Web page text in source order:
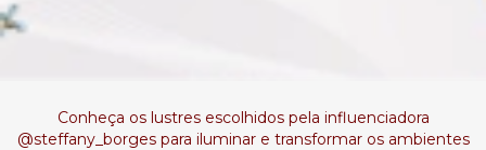
Conheça os lustres escolhidos pela influenciadora
@steffany_borges para iluminar e transformar os ambientes